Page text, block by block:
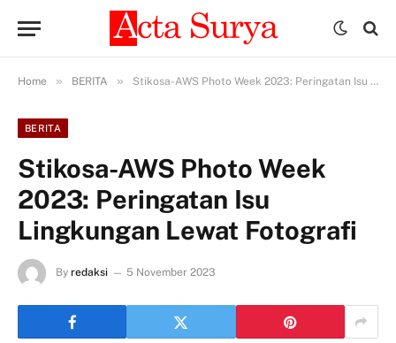
Home » BERITA » Stikosa-AWS Photo Week 2023: Peringatan Isu Lingkungan Lewat Fotografi
BERITA
Stikosa-AWS Photo Week
2023: Peringatan Isu
Lingkungan Lewat Fotografi
By redaksi 5 November 2023